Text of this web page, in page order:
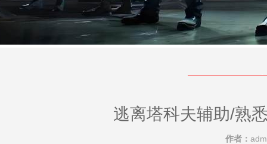
逃离塔科夫辅助/熟
作者：